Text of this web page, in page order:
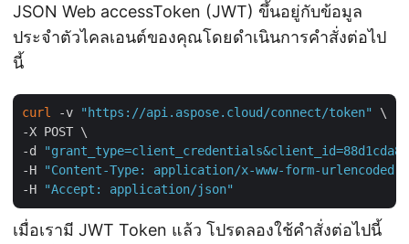
JSON Web accessToken (JWT) ขึ้นอยู่กับข้อมูล
ประจำตัวไคลเอนต์ของคุณโดยดำเนินการคำสั่งต่อไป
นี้
curl -v "https://api.aspose.cloud/connect/token"
\
-X POST \
-d
"grant_type=client_credentials&client_id=88d1cda8-
-H
"Content-Type: application/x-www-form-urlencoded"
-H
"Accept: application/json"
เมื่อเรามี JWT Token แล้ว โปรดลองใช้คำสั่งต่อไปนี้